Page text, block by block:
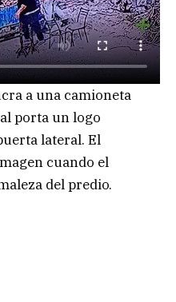
a una camioneta
porta un logo
lateral. El
cuando el
del predio.